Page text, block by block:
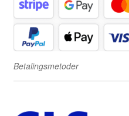
Betalingsmetoder